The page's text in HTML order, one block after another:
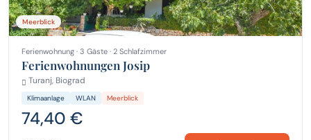
Meerblick
Ferienwohnung · 3 Gäste · 2 Schlafzimmer
Ferienwohnungen Josip
Turanj, Biograd
Klimaanlage WLAN Meerblick
74,40 €